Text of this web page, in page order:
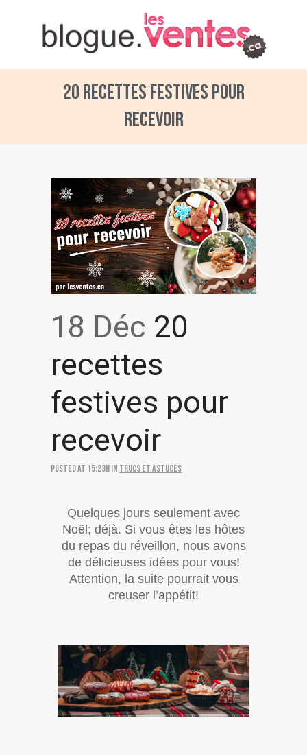
20 recettes festives pour
recevoir
18 Déc 20
recettes
festives pour
recevoir
Posted at 15:23hin Trucs et astuces
Quelques jours seulement avec
Noël; déjà. Si vous êtes les hôtes
du repas du réveillon, nous avons
de délicieuses idées pour vous!
Attention, la suite pourrait vous
creuser l’appétit!